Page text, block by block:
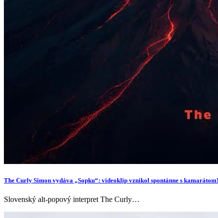
The Curly Simon vydáva „Sopku“: videoklip vznikol spontánne s kamarátom!
Slovenský alt-popový interpret The Curly…